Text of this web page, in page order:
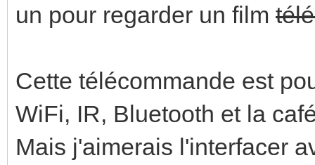
un pour regarder un film
Cette télécommande est
WiFi, IR, Bluetooth et la
Mais j'aimerais l'interfacer